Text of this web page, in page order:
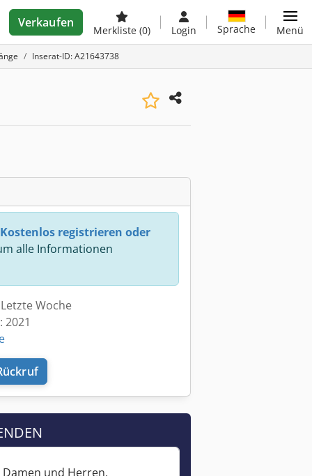
Verkaufen
Merkliste (0) Login Sprache Menü
Inserat-ID: A21643738
Kostenlos registrieren oder
alle Informationen
Woche
2021